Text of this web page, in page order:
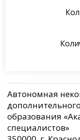
Автономная
образования
специалистов»